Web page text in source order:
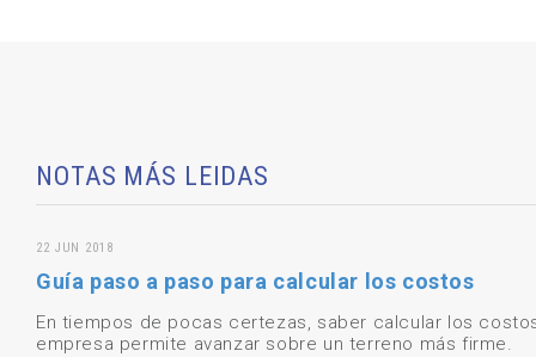
NOTAS MÁS LEIDAS
22 JUN 2018
Guía paso a paso para calcular los costos
En tiempos de pocas certezas, saber calcular los
empresa permite avanzar sobre un terreno más firme.